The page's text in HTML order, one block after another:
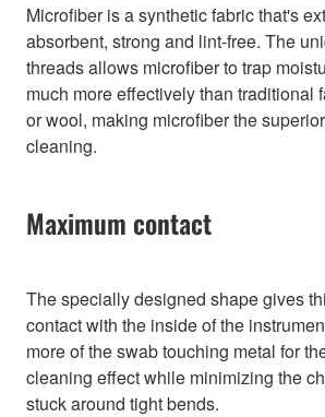
Microfiber is a synthetic fabric that's
absorbent, strong and lint-free. The
threads allows microfiber to trap
much more effectively than traditional
or wool, making microfiber the
cleaning.
Maximum contact
The specially designed shape gives
contact with the inside of the
more of the swab touching metal for
cleaning effect while minimizing the
stuck around tight bends.